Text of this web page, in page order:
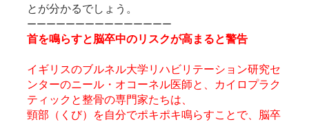
とが分かるでしょう。
ーーーーーーーーーーーーーーー
首を鳴らすと脳卒中のリスクが高まると警告
イギリスのブルネル大学リハビリテーション研究セ
ンターのニール・オコーネル医師と、カイロプラク
ティックと整骨の専門家たちは、
頸部（くび）を自分でポキポキ鳴らすことで、脳卒